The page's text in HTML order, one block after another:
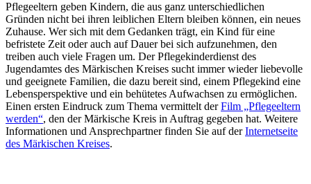
Pflegeeltern geben Kindern, die aus ganz unterschiedlichen
Gründen nicht bei ihren leiblichen Eltern bleiben können, ein neues
Zuhause. Wer sich mit dem Gedanken trägt, ein Kind für eine
befristete Zeit oder auch auf Dauer bei sich aufzunehmen, den
treiben auch viele Fragen um. Der Pflegekinderdienst des
Jugendamtes des Märkischen Kreises sucht immer wieder liebevolle
und geeignete Familien, die dazu bereit sind, einem Pflegekind eine
Lebensperspektive und ein behütetes Aufwachsen zu ermöglichen.
Einen ersten Eindruck zum Thema vermittelt derFilm „Pflegeeltern
werden“, den der Märkische Kreis in Auftrag gegeben hat. Weitere
Informationen und Ansprechpartner finden Sie auf derInternetseite
des Märkischen Kreises.